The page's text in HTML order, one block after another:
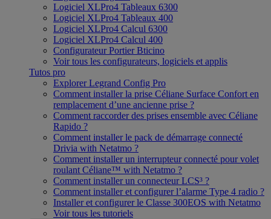
Logiciel XLPro4 Tableaux 6300
Logiciel XLPro4 Tableaux 400
Logiciel XLPro4 Calcul 6300
Logiciel XLPro4 Calcul 400
Configurateur Portier Bticino
Voir tous les configurateurs, logiciels et applis
Tutos pro
Explorer Legrand Config Pro
Comment installer la prise Céliane Surface Confort en
remplacement d’une ancienne prise ?
Comment raccorder des prises ensemble avec Céliane
Rapido ?
Comment installer le pack de démarrage connecté
Drivia with Netatmo ?
Comment installer un interrupteur connecté pour volet
roulant Céliane™ with Netatmo ?
Comment installer un connecteur LCS³ ?
Comment installer et configurer l’alarme Type 4 radio ?
Installer et configurer le Classe 300EOS with Netatmo
Voir tous les tutoriels